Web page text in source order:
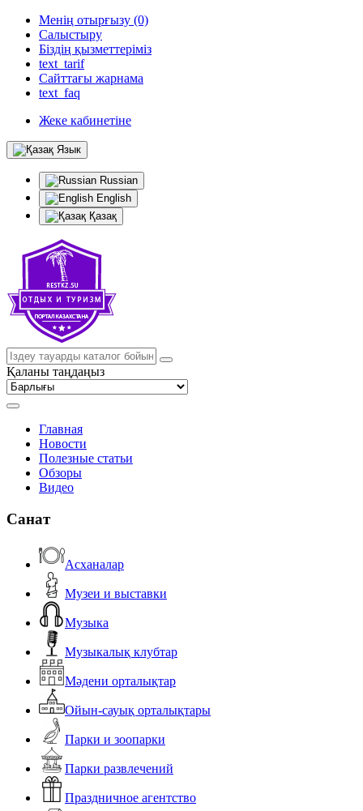
Менің отырғызу (0)
Салыстыру
Біздің қызметтеріміз
text_tarif
Сайттағы жарнама
text_faq
Жеке кабинетіне
Язык
Russian
English
Қазақ
Қаланы таңдаңыз
Главная
Новости
Полезные статьи
Обзоры
Видео
Санат
Асханалар
Музеи и выставки
Музыка
Музыкалық клубтар
Мәдени орталықтар
Ойын-сауық орталықтары
Парки и зоопарки
Парки развлечений
Праздничное агентство